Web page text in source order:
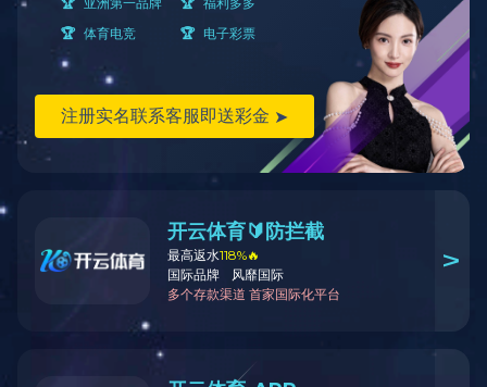
XTE3000系列
智能型，多回转电动执行机构
用途非常多，可用于几乎所有阀门的驱动应用